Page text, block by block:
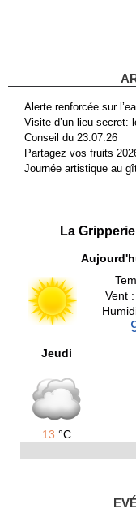
Alerte renforcée sur
Visite d’un lieu secret:
Conseil du 23.07.26
Partagez vos fruits
Journée artistique au
La
Vent
Jeudi
13 °C